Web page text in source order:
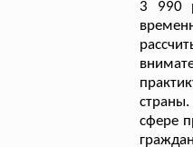
3 990
сфере